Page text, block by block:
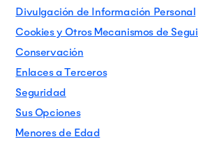
Divulgación de Información Personal
Cookies y Otros Mecanismos de
Conservación
Enlaces a Terceros
Seguridad
Sus Opciones
Menores de Edad